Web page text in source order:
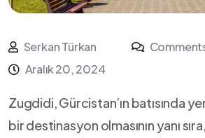
Serkan Türkan
Aralık 20, 2024
Zugdidi, Gürcistan’ın batısında
bir destinasyon ⁢olmasının yanı